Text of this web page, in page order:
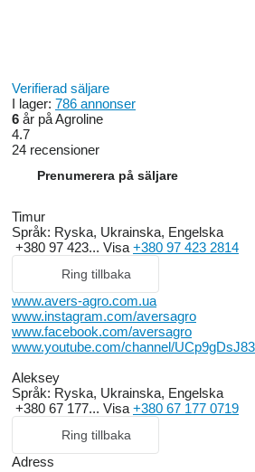
Verifierad säljare
I lager: 786 annonser
6 år på Agroline
4.7
24 recensioner
Prenumerera på säljare
Timur
Språk: Ryska, Ukrainska, Engelska
+380 97 423... Visa +380 97 423 2814
Ring tillbaka
www.avers-agro.com.ua
www.instagram.com/aversagro
www.facebook.com/aversagro
www.youtube.com/channel/
Aleksey
Språk: Ryska, Ukrainska, Engelska
+380 67 177... Visa +380 67 177 0719
Ring tillbaka
Adress